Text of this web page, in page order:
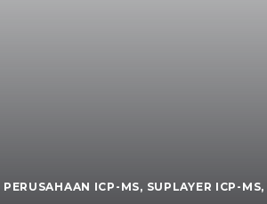
PERUSAHAAN ICP-MS, SUPLAYER ICP-MS,